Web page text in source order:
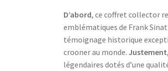
D’abord, ce coffret collector
emblématiques de Frank
témoignage historique
crooner au monde. Justement
légendaires dotés d’une